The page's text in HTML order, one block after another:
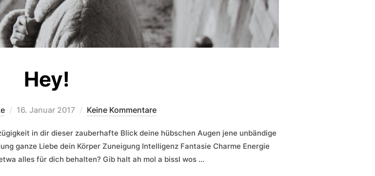
Hey!
Veröffentlicht
16. Januar 2017 Keine Kommentare
in dir dieser zauberhafte Blick deine hübschen Augen jene unbändige
ganze Liebe dein Körper Zuneigung Intelligenz Fantasie Charme Energie
alles für dich behalten? Gib halt ah mol a bissl wos …